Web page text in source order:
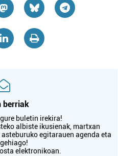
berriak
buletin irekira!
albiste ikusienak, martxan
egitarauen agenda eta
elektronikoan.